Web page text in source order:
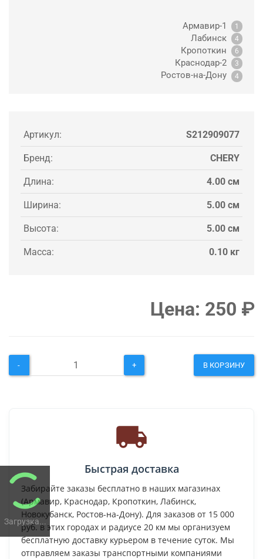
Загрузка...
Армавир-1 1
Лабинск 4
Кропоткин 6
Краснодар-2 3
Ростов-на-Дону 4
Артикул: S212909077
Бренд: CHERY
Длина: 4.00 см
Ширина: 5.00 см
Высота: 5.00 см
Масса: 0.10 кг
Цена: 250 ₽
- + В КОРЗИНУ
Быстрая доставка
Забирайте заказы бесплатно в наших магазинах
(Армавир, Краснодар, Кропоткин, Лабинск,
Новокубанск, Ростов-на-Дону). Для заказов от 15 000
руб. в этих городах и радиусе 20 км мы организуем
бесплатную доставку курьером в течение суток. Мы
отправляем заказы транспортными компаниями